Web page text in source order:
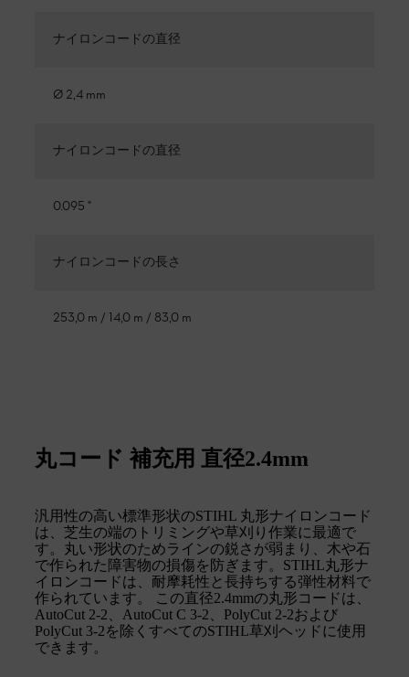
ナイロンコードの直径
Ø 2,4 mm
ナイロンコードの直径
0.095 "
ナイロンコードの長さ
253,0 m / 14,0 m / 83,0 m
丸コード 補充用 直径2.4mm
汎用性の高い標準形状のSTIHL 丸形ナイロンコード
は、芝生の端のトリミングや草刈り作業に最適で
す。丸い形状のためラインの鋭さが弱まり、木や石
で作られた障害物の損傷を防ぎます。STIHL丸形ナ
イロンコードは、耐摩耗性と長持ちする弾性材料で
作られています。 この直径2.4mmの丸形コードは、
AutoCut 2-2、AutoCut C 3-2、PolyCut 2-2および
PolyCut 3-2を除くすべてのSTIHL草刈ヘッドに使用
できます。